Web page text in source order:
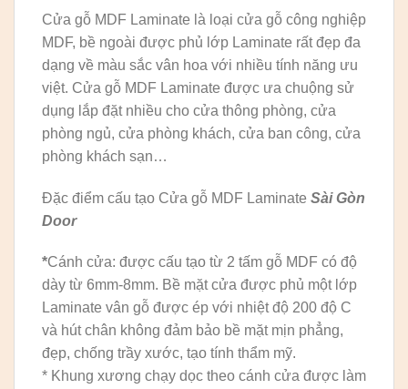
Cửa gỗ MDF Laminate là loại cửa gỗ công nghiệp
MDF, bề ngoài được phủ lớp Laminate rất đẹp đa
dạng về màu sắc vân hoa với nhiều tính năng ưu
việt. Cửa gỗ MDF Laminate được ưa chuộng sử
dụng lắp đặt nhiều cho cửa thông phòng, cửa
phòng ngủ, cửa phòng khách, cửa ban công, cửa
phòng khách sạn…
Đặc điểm cấu tạo Cửa gỗ MDF Laminate Sài Gòn
Door
*Cánh cửa: được cấu tạo từ 2 tấm gỗ MDF có độ
dày từ 6mm-8mm. Bề mặt cửa được phủ một lớp
Laminate vân gỗ được ép với nhiệt độ 200 độ C
và hút chân không đảm bảo bề mặt mịn phẳng,
đẹp, chống trầy xước, tạo tính thẩm mỹ.
* Khung xương chạy dọc theo cánh cửa được làm